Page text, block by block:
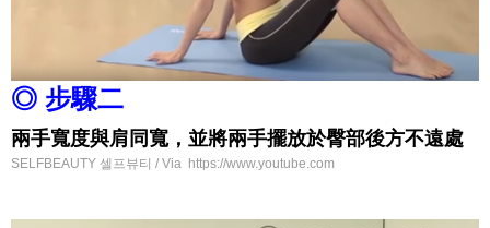
◎ 步驟二
兩手寬度與肩同寬，並將兩手擺放於臀部後方不遠處
SELFBEAUTY 셀프뷰티 / Via https://www.youtube.com